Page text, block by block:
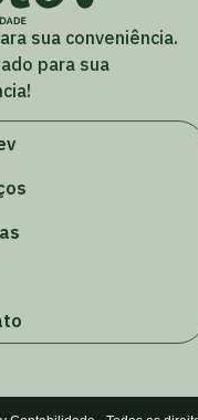
sua conveniência.
para sua